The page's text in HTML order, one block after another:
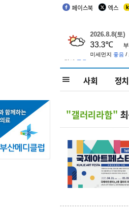
페이스북 엑스
사회 정치
"갤러리라함"